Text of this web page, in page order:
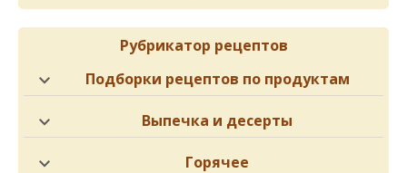
Рубрикатор рецептов
Подборки рецептов по продуктам
Выпечка и десерты
Горячее